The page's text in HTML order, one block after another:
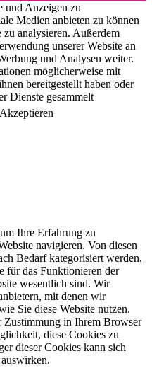
und Anzeigen zu
Medien anbieten zu können
analysieren. Außerdem
unserer Website an
und Analysen weiter.
möglicherweise mit
bereitgestellt haben oder
Dienste gesammelt
Akzeptieren
Ihre Erfahrung zu
navigieren. Von diesen
Bedarf kategorisiert werden,
für das Funktionieren der
wesentlich sind. Wir
mit denen wir
Sie diese Website nutzen.
Zustimmung in Ihrem Browser
diese Cookies zu
dieser Cookies kann sich